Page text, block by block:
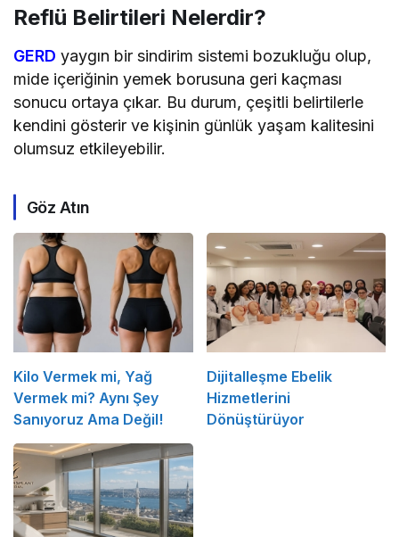
Reflü Belirtileri Nelerdir?
GERD yaygın bir sindirim sistemi bozukluğu olup,
mide içeriğinin yemek borusuna geri kaçması
sonucu ortaya çıkar. Bu durum, çeşitli belirtilerle
kendini gösterir ve kişinin günlük yaşam kalitesini
olumsuz etkileyebilir.
Göz Atın
Kilo Vermek mi, Yağ
Vermek mi? Aynı Şey
Sanıyoruz Ama Değil!
Dijitalleşme Ebelik
Hizmetlerini
Dönüştürüyor